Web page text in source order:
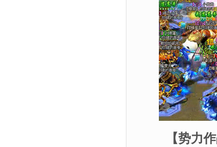
【势力